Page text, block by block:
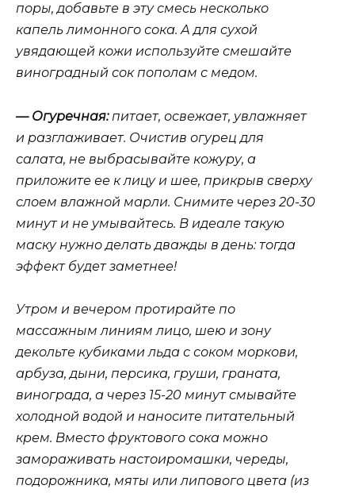
поры, добавьте в эту смесь несколько
капель лимонного сока. А для сухой
увядающей кожи используйте смешайте
виноградный сок пополам с медом.
— Огуречная:питает, освежает, увлажняет
и разглаживает. Очистив огурец для
салата, не выбрасывайте кожуру, а
приложите ее к лицу и шее, прикрыв сверху
слоем влажной марли. Снимите через 20-30
минут и не умывайтесь. В идеале такую
маску нужно делать дважды в день: тогда
эффект будет заметнее!
Утром и вечером протирайте по
массажным линиям лицо, шею и зону
декольте кубиками льда с соком моркови,
арбуза, дыни, персика, груши, граната,
винограда, а через 15-20 минут смывайте
холодной водой и наносите питательный
крем. Вместо фруктового сока можно
замораживать настоиромашки, череды,
подорожника, мяты или липового цвета (из